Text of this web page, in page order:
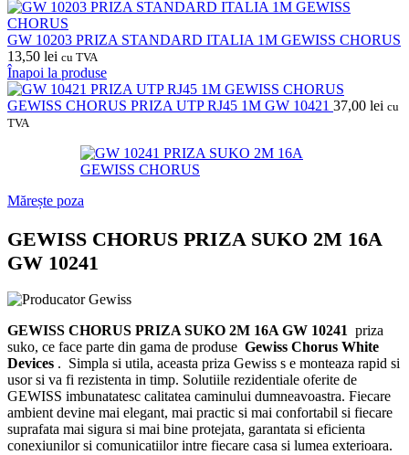
GW 10203 PRIZA STANDARD ITALIA 1M GEWISS CHORUS
13,50 lei cu TVA
Înapoi la produse
GEWISS CHORUS PRIZA UTP RJ45 1M GW 10421 37,00 lei cu
TVA
Mărește poza
GEWISS CHORUS PRIZA SUKO 2M 16A
GW 10241
GEWISS CHORUS PRIZA SUKO 2M 16A GW 10241 priza
suko, ce face parte din gama de produse Gewiss Chorus White
Devices . Simpla si utila, aceasta priza Gewiss s e monteaza rapid si
usor si va fi rezistenta in timp. Solutiile rezidentiale oferite de
GEWISS imbunatatesc calitatea caminului dumneavoastra. Fiecare
ambient devine mai elegant, mai practic si mai confortabil si fiecare
suprafata mai sigura si mai bine protejata, garantata si eficienta
conexiunilor si comunicatiilor intre fiecare casa si lumea exterioara.